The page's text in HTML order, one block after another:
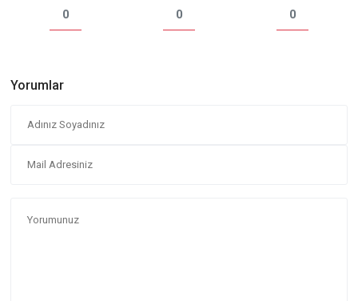
0 0 0
Yorumlar